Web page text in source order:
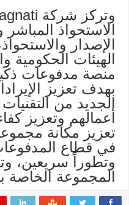
الاستحواذ
الإصدار
الهيئات الحكومية
منصة مدفوعات
بهدف تعزيز
الجديد من
أعمالهم وتعزيز
تعزيز مكانة
في قطاع
وتطوراً سريعين،
المجموعة الخاصة